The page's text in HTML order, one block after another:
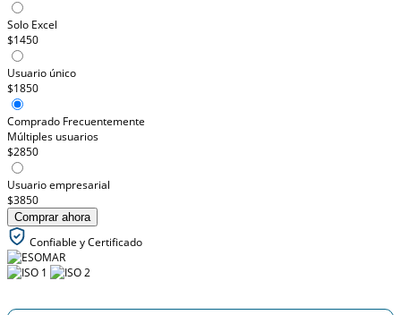
Solo Excel
$1450
Usuario único
$1850
Comprado Frecuentemente
Múltiples usuarios
$2850
Usuario empresarial
$3850
Comprar ahora
Confiable y Certificado